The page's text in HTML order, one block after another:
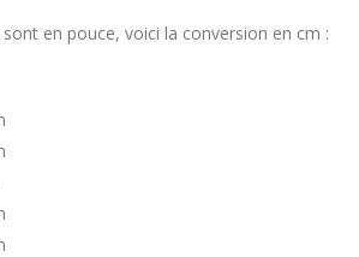
en pouce, voici la conversion en cm :